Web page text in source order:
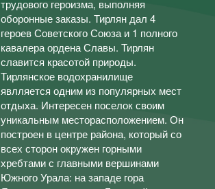
трудового героизма, выполняя
оборонные заказы. Тирлян дал 4
героев Советского Союза и 1 полного
кавалера ордена Славы. Тирлян
славится красотой природы.
Тирлянское водохранилище
явлляется одним из популярных мест
отдыха. Интересен поселок своим
уникальным месторасположением. Он
построен в центре района, который со
всех сторон окружен горными
хребтами с главными вершинами
Южного Урала: на западе гора